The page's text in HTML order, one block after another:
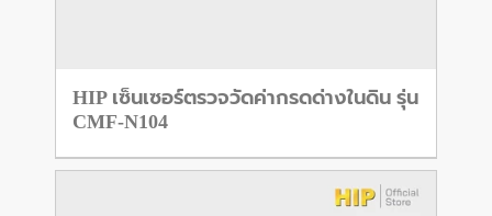
HIP เซ็นเซอร์ตรวจวัดค่ากรดด่างในดิน รุ่น
CMF-N104